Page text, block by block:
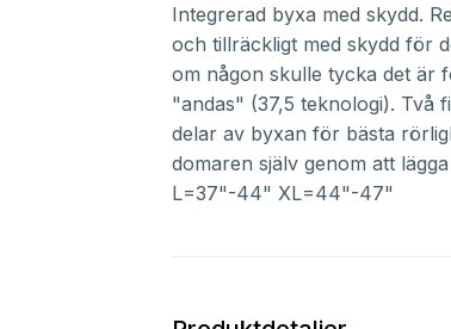
Integrerad byxa med skydd.
och tillräckligt med skydd för
om någon skulle tycka det är
"andas" (37,5 teknologi). Två
delar av byxan för bästa
domaren själv genom att
L=37"-44" XL=44"-47"